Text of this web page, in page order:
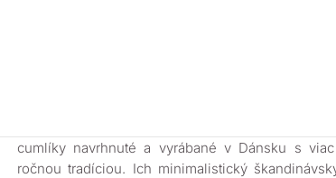
cumlíky navrhnuté a vyrábané v Dánsku s
ročnou tradíciou. Ich minimalistický